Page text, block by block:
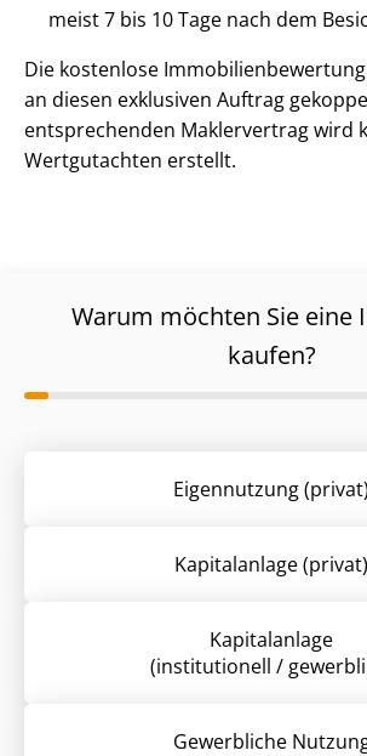
meist 7 bis 10 Tage nach dem
Die kostenlose
an diesen exklusiven Auftrag
entsprechenden Maklervertrag wird
Wertgutachten erstellt.
Warum möchten Sie eine
kaufen?
Eigennutzung (privat)
Kapitalanlage (privat)
Kapitalanlage
(institutionell /
Gewerbliche